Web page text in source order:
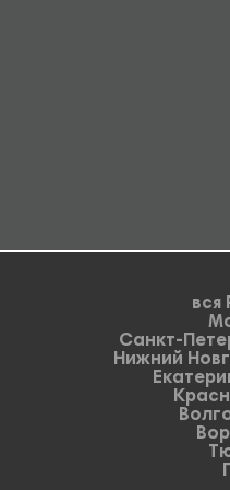
вся
Санкт-
Нижний